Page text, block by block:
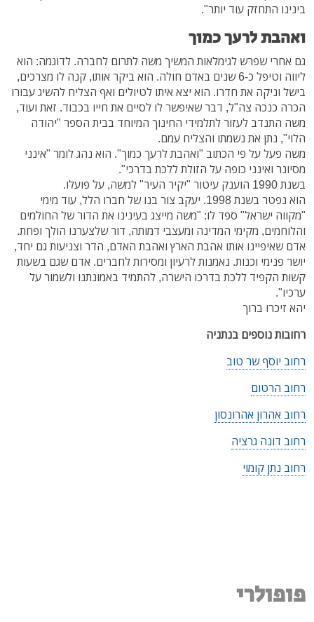
בינינו התחזק עוד יותר".
ואהבת לרעך כמוך
גם אחרי שפרש לגימלאות המשיך משה לתרום לחברה. לדוגמה: הוא
ליווה וטיפל כ-6 שנים באדם חולה. הוא ביקר אותו, קנה לו מצרכים,
בישל וניקה את חדרו. הוא יצא איתו לטיולים ואף הצליח להשיג עבורו
הכרה כנכה צה"ל, דבר שאיפשר לו לסיים את חייו בכבוד. זאת ועוד,
משה התנדב לעזור לתלמידי החינוך המיוחד בבית הספר "יהודה
הלוי", נתן את נשמתו והצליח עמם.
משה פעל על פי הכתוב "ואהבת לרעך כמוך". הוא נהג לומר "אינני
מסיונר ואינני כופה על הזולת ללכת בדרכי".
בשנת 1990 הוענק עיטור "יקיר העיר" למשה, על פועלו.
הוא נפטר בשנת 1998. יעקב צור בנו של חברו הלל, עוד מימי
"מקווה ישראל" ספד לו: "משה מייצג בעינינו את הדור של החולמים
והלוחמים, מקימי המדינה ומעצבי דמותה, דור שלצערנו הולך ופחת.
אדם שאיפיינו אותו אהבת הארץ ואהבת האדם, הדר וצניעות גם יחד,
יושר פנימי וכנות. נאמנות לרעיון ומסירות לחברים. אדם שגם בשעות
קשות הקפיד ללכת בדרכו הישרה, להתמיד באמונתנו ולשמור על
ערכיו".
יהא זיכרו ברוך
רחובות נוספים בנתניה
רחוב יוסף שר טוב
רחוב הרטום
רחוב אהרון אהרונסון
רחוב דונה גרציה
רחוב נתן קומוי
פופולרי